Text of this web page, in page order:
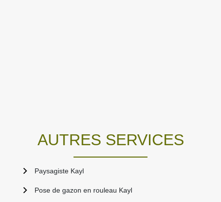
AUTRES SERVICES
Paysagiste Kayl
Pose de gazon en rouleau Kayl